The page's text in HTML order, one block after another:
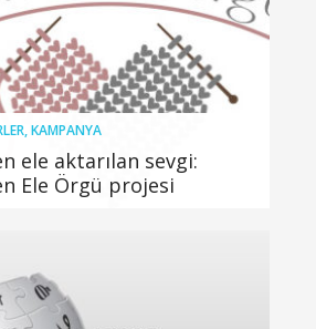
,KAMPANYA
ele aktarılan sevgi:
Ele Örgü projesi